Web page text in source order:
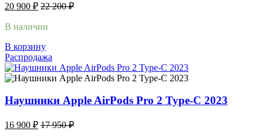
20 900 ₽ 22 200₽
В наличии
В корзину
Распродажа
Наушники Apple AirPods Pro 2 Type-C 2023
16 900 ₽ 17 950₽